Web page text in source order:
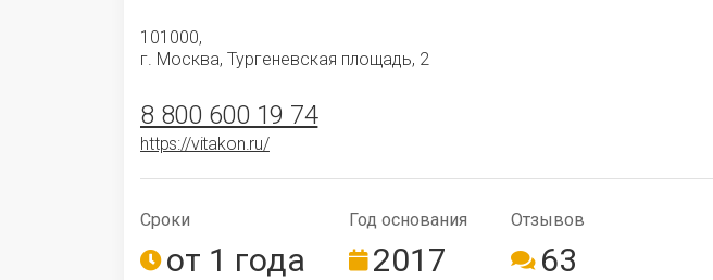
101000,
г. Москва, Тургеневская площадь, 2
8 800 600 19 74
https://vitakon.ru/
Сроки
от 1 года
Год ос­но­ва­ния
2017
Отзывов
63